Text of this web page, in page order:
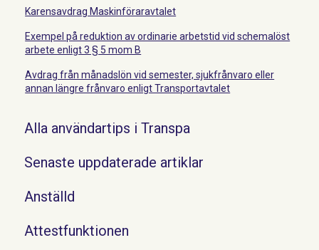
Karensavdrag Maskinföraravtalet
Exempel på reduktion av ordinarie arbetstid vid schemalöst
arbete enligt 3 § 5 mom B
Avdrag från månadslön vid semester, sjukfrånvaro eller
annan längre frånvaro enligt Transportavtalet
Alla användartips i Transpa
Senaste uppdaterade artiklar
Anställd
Attestfunktionen